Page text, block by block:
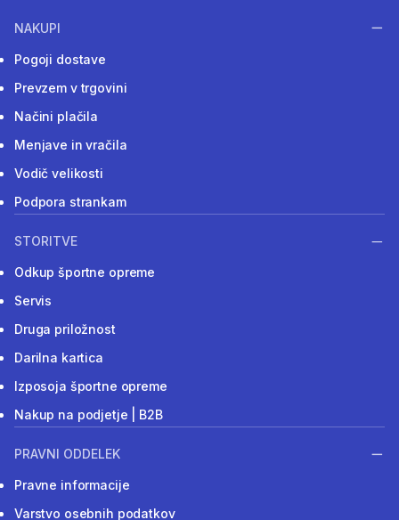
NAKUPI
Pogoji dostave
Prevzem v trgovini
Načini plačila
Menjave in vračila
Vodič velikosti
Podpora strankam
STORITVE
Odkup športne opreme
Servis
Druga priložnost
Darilna kartica
Izposoja športne opreme
Nakup na podjetje | B2B
PRAVNI ODDELEK
Pravne informacije
Varstvo osebnih podatkov